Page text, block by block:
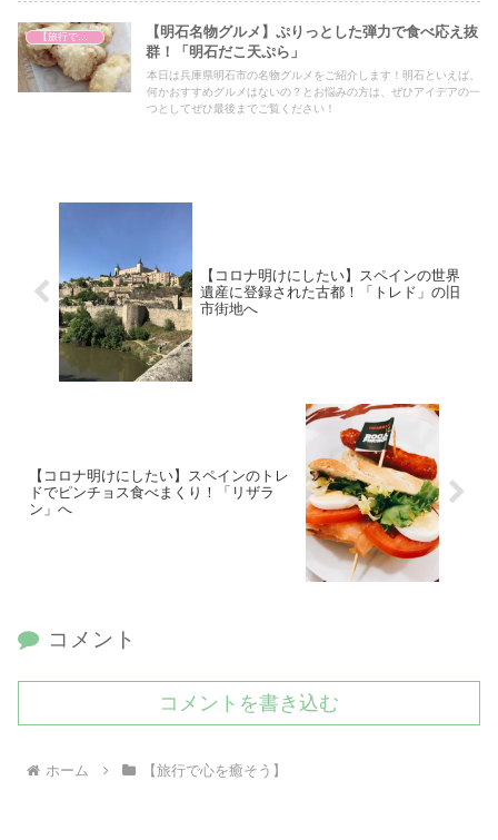
【旅行で心を癒そう】
【明石名物グルメ】ぷりっとした弾力で食べ応え抜
群！「明石だこ天ぷら」
本日は兵庫県明石市の名物グルメをご紹介します！明石といえば、
何かおすすめグルメはないの？とお悩みの方は、ぜひアイデアの一
つとしてぜひ最後までご覧ください！
【コロナ明けにしたい】スペインの世界
遺産に登録された古都！「トレド」の旧
市街地へ
【コロナ明けにしたい】スペインのトレ
ドでピンチョス食べまくり！「リザラ
ン」へ
コメント
コメントを書き込む
ホーム 【旅行で心を癒そう】